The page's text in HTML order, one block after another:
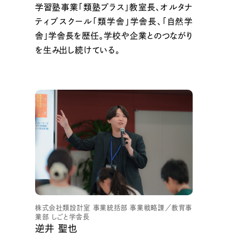
学習塾事業「類塾プラス」教室長、オルタナ
ティブスクール「類学舎」学舎長、「自然学
舎」学舎長を歴任。学校や企業とのつながり
を生み出し続けている。
株式会社類設計室 事業統括部 事業戦略課／教育事
業部 しごと学舎長
逆井 聖也